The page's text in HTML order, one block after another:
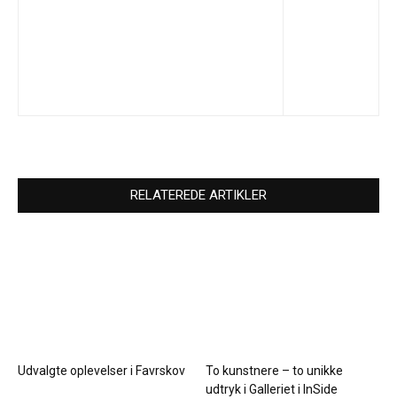
RELATEREDE ARTIKLER
Udvalgte oplevelser i Favrskov
To kunstnere – to unikke
udtryk i Galleriet i InSide